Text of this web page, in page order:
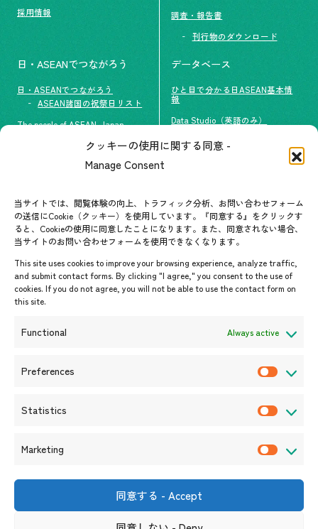
クッキーの使用に関する同意 -
Manage Consent
当サイトでは、閲覧体験の向上、トラフィック分析、お問い合わせフォーム
の送信にCookie（クッキー）を使用しています。『同意する』をクリックす
ると、Cookieの使用に同意したことになります。また、同意されない場合、
当サイトのお問い合わせフォームを使用できなくなります。
This site uses cookies to improve your browsing experience, analyze traffic,
and submit contact forms. By clicking "I agree," you consent to the use of
cookies. If you do not agree, you will not be able to use the contact form on
this site.
Functional Always active
Preferences
Statistics
Marketing
k
同意する - Accept
採用情報
調査・報告書
刊行物のダウンロード
日・ASEANでつながろう
日・ASEANでつながろう
ASEAN諸国の祝祭日リスト
The people of ASEAN-Japan
グループ訪問の受け入れ
ASEANPEDIA
イベント・お知らせ
開催中・開催予定のイベント
イベント案内
お知らせ
データベース
ひと目で分かる日ASEAN基本情
報
Data Studio（英語のみ）
お問い合わせ先一覧
東京都港区新橋6-17-19 新御成